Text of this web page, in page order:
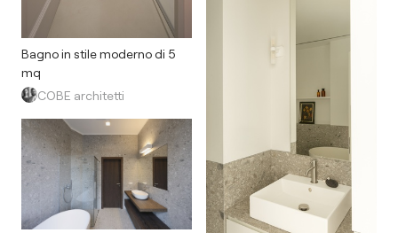
Bagno in stile moderno di 5
mq
COBE architetti